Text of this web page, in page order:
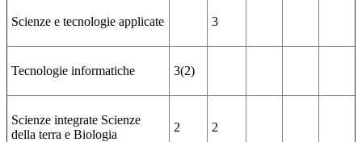
Scienze e tecnologie applicate 3
Tecnologie informatiche 3(2)
Scienze integrate Scienze
della terra e Biologia
2 2